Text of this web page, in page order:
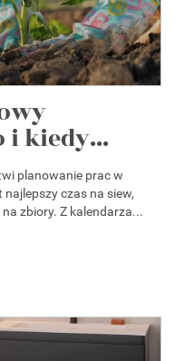
i kiedy...
planowanie prac w
najlepszy czas na siew,
zbiory. Z kalendarza...